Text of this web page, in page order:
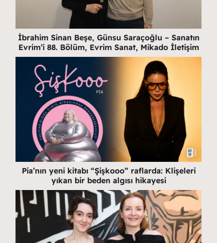
İbrahim Sinan Beşe, Günsu Saraçoğlu – Sanatın
Evrim’i 88. Bölüm, Evrim Sanat, Mikado İletişim
Pia’nın yeni kitabı “Şişkooo” raflarda: Klişeleri
yıkan bir beden algısı hikayesi